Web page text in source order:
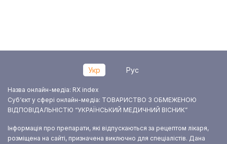
Укр Рус
Назва онлайн-медіа: RX index
Суб‘єкт у сфері онлайн-медіа: ТОВАРИСТВО З ОБМЕЖЕНОЮ
ВІДПОВІДАЛЬНІСТЮ “УКРАЇНСЬКИЙ МЕДИЧНИЙ ВІСНИК”
Інформація про препарати, які відпускаються за рецептом лікаря,
розміщена на сайті, призначена виключно для спеціалістів. Дана